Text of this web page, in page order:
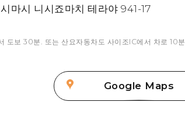
마시 니시죠마치 테라야 941-17
도보 30분. 또는 산요자동차도 사이조IC에서 차로 10분
Google Maps